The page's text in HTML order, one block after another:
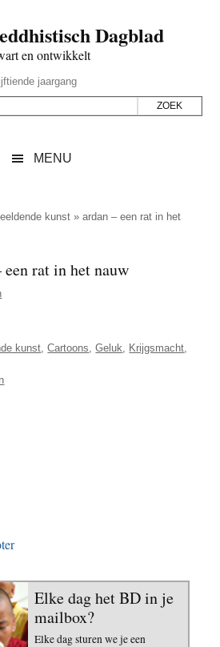
Dagblad
en ontwikkelt
jaargang
MENU
kunst »ardan – een rat in het
een rat in het nauw
kunst ,Cartoons ,Geluk Krijgsmacht
Elke dag het BD in je
mailbox?
Elke dag sturen we je een